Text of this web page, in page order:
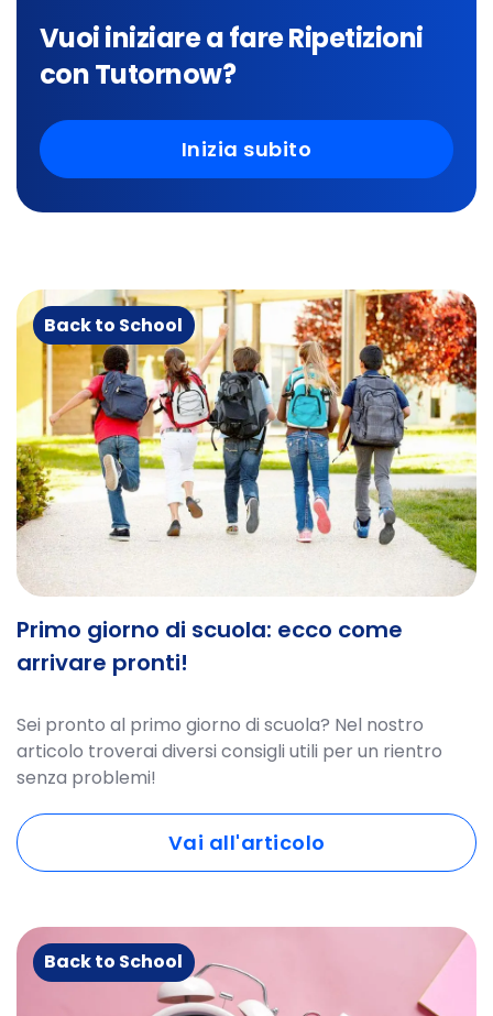
Vuoi iniziare a fare Ripetizioni
con Tutornow?
Inizia subito
Back to School
Primo giorno di scuola: ecco come
arrivare pronti!
Sei pronto al primo giorno di scuola? Nel nostro
articolo troverai diversi consigli utili per un rientro
senza problemi!
Vai all'articolo
Back to School